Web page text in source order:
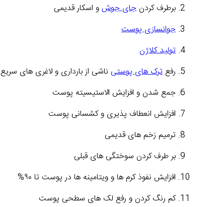
برطرف کردن جای جوشو اسکار قدیمی
جوانسازی پوست
تولید کلاژن
رفعترک های پوستی ناشی از بارداری و لاغری های سریع
جمع شدن و افزایش الاستیسیته پوست
افزایش انعطاف پذیری و کشسانی پوست
ترمیم زخم های قدیمی
بر طرف کردن سوختگی های قبلی
افزایش نفوذ کرم ها و ویتامینه ها در پوست تا ۹۰%
کم رنگ کردن و رفع لک های سطحی پوست